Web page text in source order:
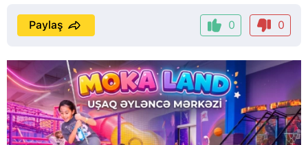
0 0
Paylaş